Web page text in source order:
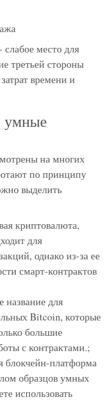
место для
третьей стороны
времени и
умные
на многих
по принципу
выделить
криптовалюта,
для
однако из-за ее
смарт-контрактов
название для
Bitcoin, которые
большие
с контрактами.;
платформа
образцов умных
использовать